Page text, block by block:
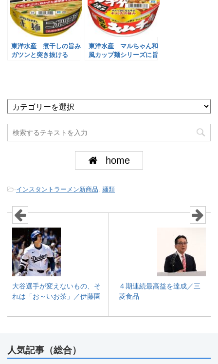
東洋水産 煮干しの旨み
ガツンと突き抜ける
東洋水産 マルちゃん和
風カップ麺シリーズに旨
home
-インスタントラーメン新商品, 麺類
大谷選手が変えないもの、そ
れは「お～いお茶」／伊藤園
４期連続最高益を達成／三
菱食品
人気記事（総合）